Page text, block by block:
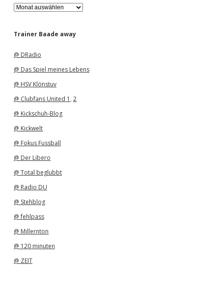
A
r
h
Trainer Baade away
@ DRadio
@ Das Spiel meines Lebens
@ HSV Klönstuv
@ Clubfans United 1 , 2
@ Kickschuh-Blog
@ Kickwelt
@ Fokus Fussball
@ Der Libero
@ Total beglubbt
@ Radio DU
@ Stehblog
@ fehlpass
@ Millernton
@ 120 minuten
@ ZEIT